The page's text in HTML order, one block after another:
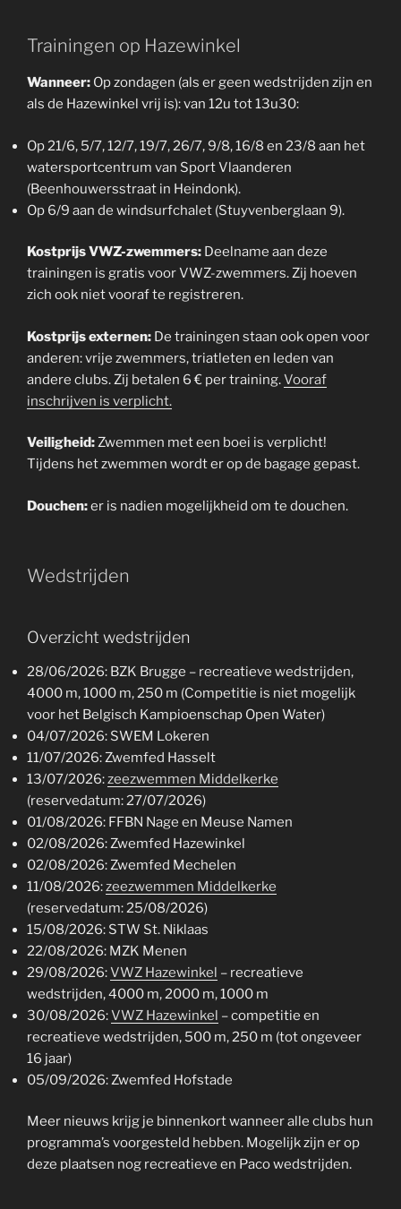
Trainingen op Hazewinkel
Wanneer: Op zondagen (als er geen wedstrijden zijn en
als de Hazewinkel vrij is): van 12u tot 13u30:
Op 21/6, 5/7, 12/7, 19/7, 26/7, 9/8, 16/8 en 23/8 aan het
watersportcentrum van Sport Vlaanderen
(Beenhouwersstraat in Heindonk).
Op 6/9 aan de windsurfchalet (Stuyvenberglaan 9).
Kostprijs VWZ-zwemmers: Deelname aan deze
trainingen is gratis voor VWZ-zwemmers. Zij hoeven
zich ook niet vooraf te registreren.
Kostprijs externen: De trainingen staan ook open voor
anderen: vrije zwemmers, triatleten en leden van
andere clubs. Zij betalen 6 € per training.Vooraf
inschrijven is verplicht.
Veiligheid:Zwemmen met een boei is verplicht!
Tijdens het zwemmen wordt er op de bagage gepast.
Douchen:er is nadien mogelijkheid om te douchen.
Wedstrijden
Overzicht wedstrijden
28/06/2026: BZK Brugge – recreatieve wedstrijden,
4000 m, 1000 m, 250 m (Competitie is niet mogelijk
voor het Belgisch Kampioenschap Open Water)
04/07/2026: SWEM Lokeren
11/07/2026: Zwemfed Hasselt
13/07/2026:zeezwemmen Middelkerke
(reservedatum: 27/07/2026)
01/08/2026: FFBN Nage en Meuse Namen
02/08/2026: Zwemfed Hazewinkel
02/08/2026: Zwemfed Mechelen
11/08/2026:zeezwemmen Middelkerke
(reservedatum: 25/08/2026)
15/08/2026: STW St. Niklaas
22/08/2026: MZK Menen
29/08/2026:VWZ Hazewinkel – recreatieve
wedstrijden, 4000 m, 2000 m, 1000 m
30/08/2026:VWZ Hazewinkel – competitie en
recreatieve wedstrijden, 500 m, 250 m (tot ongeveer
16 jaar)
05/09/2026: Zwemfed Hofstade
Meer nieuws krijg je binnenkort wanneer alle clubs hun
programma’s voorgesteld hebben. Mogelijk zijn er op
deze plaatsen nog recreatieve en Paco wedstrijden.